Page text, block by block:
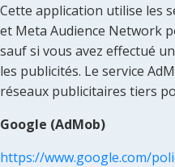
Cette application utilise les
et Meta Audience Network
sauf si vous avez effectué
les publicités. Le service
réseaux publicitaires tiers
Google (AdMob)
https://www.google.com/